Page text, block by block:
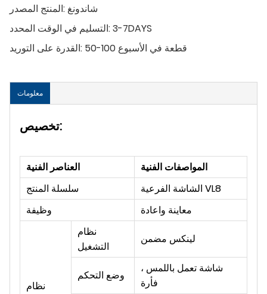
المنتج المصدر: شاندونغ
التسليم في الوقت المحدد:3-7DAYS
القدرة على التوريد:
50-100 قطعة في الأسبوع
معلومات
تخصيص:
العناصر الفنية
المواصفات الفنية
سلسلة المنتج
الشاشة الفرعية VL8
وظيفة
معاينة واعادة
نظام
نظام
التشغيل
لينكس مضمن
وضع التحكم
شاشة تعمل باللمس ،
فأرة